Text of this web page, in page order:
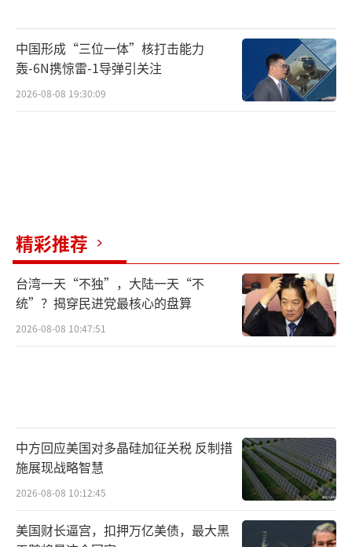
中国形成“三位一体”核打击能力
轰-6N携惊雷-1导弹引关注
2026-08-08 19:30:09
精彩推荐
台湾一天“不独”，大陆一天“不
统”？揭穿民进党最核心的盘算
2026-08-08 10:47:51
中方回应美国对多晶硅加征关税 反制措
施展现战略智慧
2026-08-08 10:12:45
美国财长逼宫，扣押万亿美债，最大黑